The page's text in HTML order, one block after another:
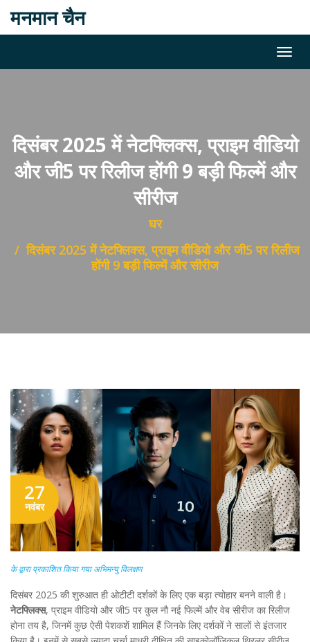
मनमान चैन
दिसंबर 2025 में नेटफ्लिक्स, प्राइम वीडियो
और जी5 पर रिलीज होंगी 9 बड़ी फिल्में और
सीरीज
घर
दिसंबर 2025 में नेटफ्लिक्स, प्राइम वीडियो और जी5 पर रिलीज
होंगी 9 बड़ी फिल्में और सीरीज
27
नवंबर
के द्वारा प्रकाशित किया गया अभिमन्यु विलक्षण
दिसंबर 2025 की शुरुआत ही ओटीटी दर्शकों के लिए एक बड़ा त्योहार बनने वाली है।
नेटफ्लिक्स, प्राइम वीडियोऔर जी5 पर कुल नौ नई फिल्में और वेब सीरीज का रिलीज
होना तय है, जिनमें कुछ ऐसी पेशकशें शामिल हैं जिनके लिए दर्शकों ने सालों से इंतजार